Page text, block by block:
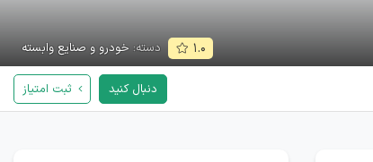
۱.۰ دسته: خودرو و صنایع وابسته
دنبال کنید ثبت امتیاز